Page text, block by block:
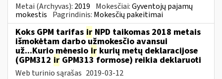
Metai (Archyvas): 2019 Mokesčiai:Gyventojų pajamų
mokestis Pagrindinis: Mokesčių pakeitimai
Koks GPM tarifas ir NPD taikomas 2018 metais
išmokėtam darbo užmokesčio avansui
už...Kurio mėnesio ir kurių metų deklaracijose
(GPM312 ir GPM313 formose) reikia deklaruoti
Web turinio sąrašas 2019-03-12